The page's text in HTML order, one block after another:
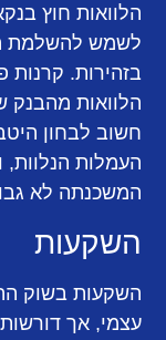
הלוואות חוץ
לשמש להשלמת
בזהירות. קרנות
הלוואות מהבנק
חשוב לבחון
העמלות הנלוות,
המשכנתה לא
השקעות
השקעות בשוק
עצמי, אך דורשות